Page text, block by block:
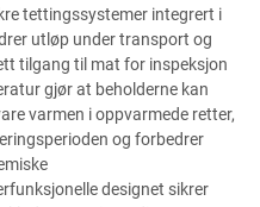
tettingssystemer integrert i
utløp under transport og
tilgang til mat for inspeksjon
gjør at beholderne kan
varmen i oppvarmede retter,
og forbedrer
designet sikrer